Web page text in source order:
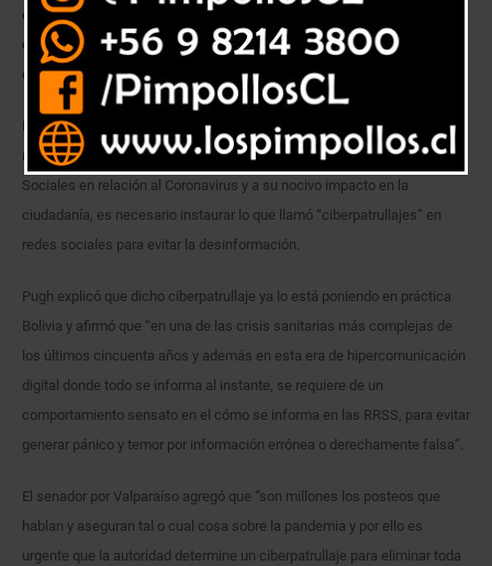
oportunidad para entender, poner en práctica las TI y reforzar la
ciberseguridad, evitando el flujo de información que genera pánico y
conductas inapropiadas que no ayudan a contener la pandemia.
El senador Kenneth Pugh (Ind.), advirtió que dada la avalancha de
noticias, consejos e informaciones falsas que circulan en las Redes
Sociales en relación al Coronavirus y a su nocivo impacto en la
ciudadanía, es necesario instaurar lo que llamó “ciberpatrullajes” en
redes sociales para evitar la desinformación.
Pugh explicó que dicho ciberpatrullaje ya lo está poniendo en práctica
Bolivia y afirmó que “en una de las crisis sanitarias más complejas de
los últimos cincuenta años y además en esta era de hipercomunicación
digital donde todo se informa al instante, se requiere de un
comportamiento sensato en el cómo se informa en las RRSS, para evitar
generar pánico y temor por información errónea o derechamente falsa”.
El senador por Valparaíso agregó que “son millones los posteos que
hablan y aseguran tal o cual cosa sobre la pandemia y por ello es
urgente que la autoridad determine un ciberpatrullaje para eliminar toda